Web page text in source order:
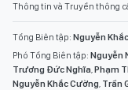
Thông tin và Truyền thông
Tổng Biên tập: Nguyễn
Phó Tổng Biên tập: Nguyễn
Trương Đức Nghĩa,Phạm
Nguyễn Khắc Cường, Trần